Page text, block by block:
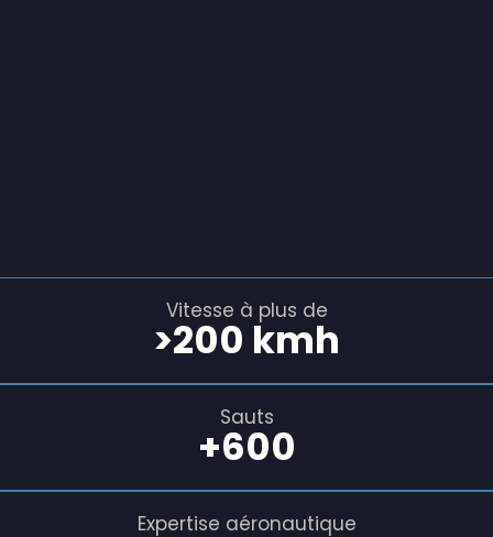
Vitesse à plus de
>200 kmh
Sauts
+600
Expertise aéronautique